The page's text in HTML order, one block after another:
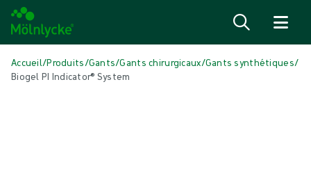
Accueil/Produits/Gants/Gants chirurgicaux/Gants synthétiques/
Biogel PI Indicator® System